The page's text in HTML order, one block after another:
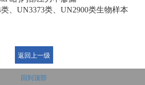
、UN3373类、UN2900类生物样本
回到顶部